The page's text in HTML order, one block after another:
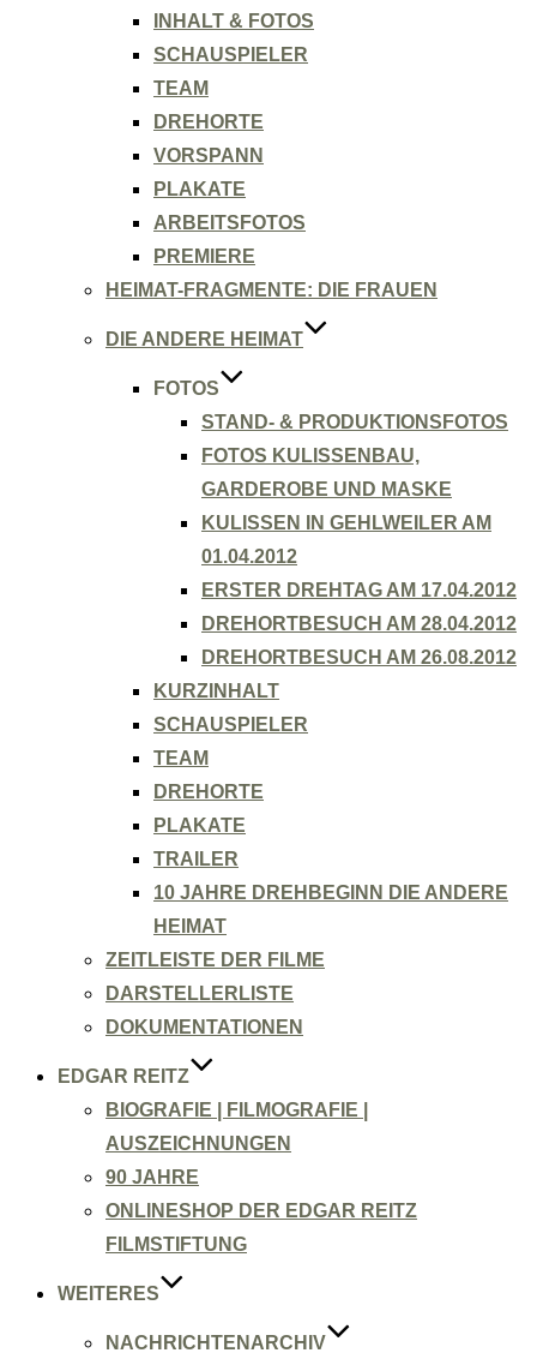
INHALT & FOTOS
SCHAUSPIELER
TEAM
DREHORTE
VORSPANN
PLAKATE
ARBEITSFOTOS
PREMIERE
HEIMAT-FRAGMENTE: DIE FRAUEN
DIE ANDERE HEIMAT
FOTOS
STAND- & PRODUKTIONSFOTOS
FOTOS KULISSENBAU,
GARDEROBE UND MASKE
KULISSEN IN GEHLWEILER AM
01.04.2012
ERSTER DREHTAG AM 17.04.2012
DREHORTBESUCH AM 28.04.2012
DREHORTBESUCH AM 26.08.2012
KURZINHALT
SCHAUSPIELER
TEAM
DREHORTE
PLAKATE
TRAILER
10 JAHRE DREHBEGINN DIE ANDERE
HEIMAT
ZEITLEISTE DER FILME
DARSTELLERLISTE
DOKUMENTATIONEN
EDGAR REITZ
BIOGRAFIE | FILMOGRAFIE |
AUSZEICHNUNGEN
90 JAHRE
ONLINESHOP DER EDGAR REITZ
FILMSTIFTUNG
WEITERES
NACHRICHTENARCHIV